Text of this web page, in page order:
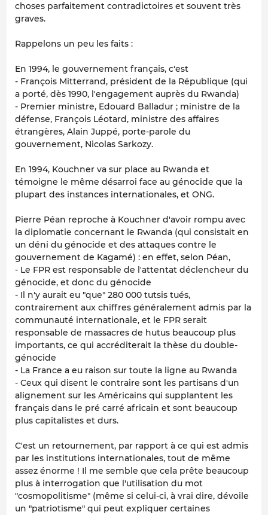
choses parfaitement contradictoires et souvent très
graves.
Rappelons un peu les faits :
En 1994, le gouvernement français, c'est
- François Mitterrand, président de la République (qui
a porté, dès 1990, l'engagement auprès du Rwanda)
- Premier ministre, Edouard Balladur ; ministre de la
défense, François Léotard, ministre des affaires
étrangères, Alain Juppé, porte-parole du
gouvernement, Nicolas Sarkozy.
En 1994, Kouchner va sur place au Rwanda et
témoigne le même désarroi face au génocide que la
plupart des instances internationales, et ONG.
Pierre Péan reproche à Kouchner d'avoir rompu avec
la diplomatie concernant le Rwanda (qui consistait en
un déni du génocide et des attaques contre le
gouvernement de Kagamé) : en effet, selon Péan,
- Le FPR est responsable de l'attentat déclencheur du
génocide, et donc du génocide
- Il n'y aurait eu "que" 280 000 tutsis tués,
contrairement aux chiffres généralement admis par la
communauté internationale, et le FPR serait
responsable de massacres de hutus beaucoup plus
importants, ce qui accréditerait la thèse du double-
génocide
- La France a eu raison sur toute la ligne au Rwanda
- Ceux qui disent le contraire sont les partisans d'un
alignement sur les Américains qui supplantent les
français dans le pré carré africain et sont beaucoup
plus capitalistes et durs.
C'est un retournement, par rapport à ce qui est admis
par les institutions internationales, tout de même
assez énorme ! Il me semble que cela prête beaucoup
plus à interrogation que l'utilisation du mot
"cosmopolitisme" (même si celui-ci, à vrai dire, dévoile
un "patriotisme" qui peut expliquer certaines